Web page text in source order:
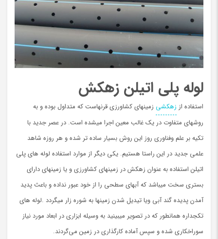
لوله پلی اتیلن زهکش
استفاده از زهکشی زمینهای کشاورزی قرنهاست که متداول بوده و به
روشهای متفاوت در یک غالب معین اجرا میشده است. در عصر جدید با
تکیه بر علم وفناوری روز این روش بسیار ساده تر شده و هر روزه شاهد
علمی جدید در این راستا هستیم. یکی دیگر از موارد استفاده لوله های پلی
اتیلن استفاده به عنوان زهکش در زمینهای کشاورزی و یا زمینهای دارای
بستری سخت میباشد که آبهای سطحی را از خود عبور نداده و باعث پدید
آمدن پدیده گند آبی ویا تیدیل شدن زمینها به شوره زار میگردد .لوله های
تکجداره همانطور که در تصویر میبینید به وسیله ابزاری در ابعاد مورد نیاز
سوراخکاری شده و سپس آماده کارگذاری در زمین می‌گردند.